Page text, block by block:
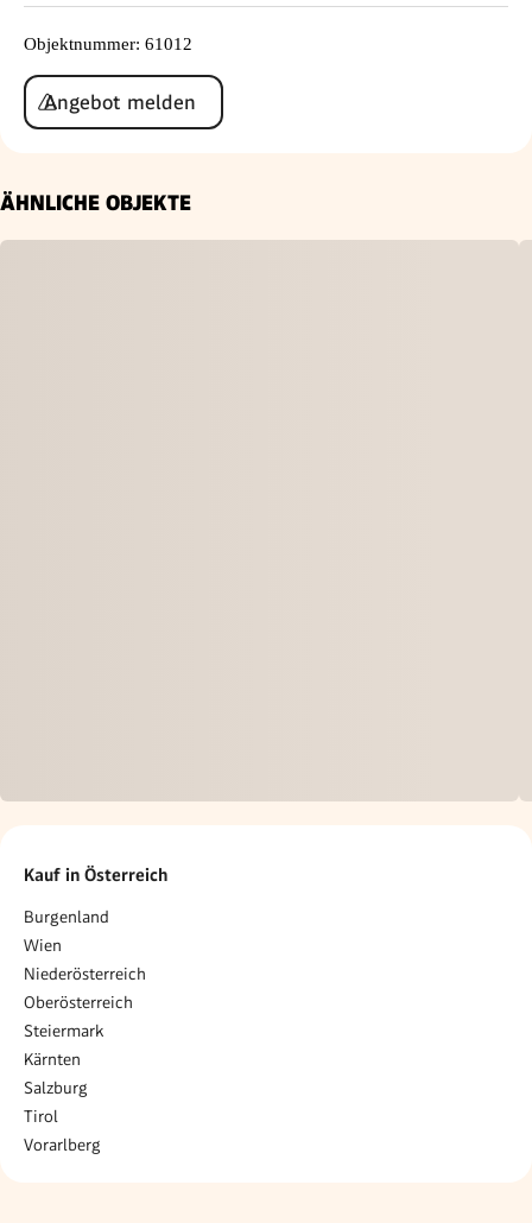
Objektnummer: 61012
Angebot melden
ÄHNLICHE OBJEKTE
Kauf in Österreich
Burgenland
Wien
Niederösterreich
Oberösterreich
Steiermark
Kärnten
Salzburg
Tirol
Vorarlberg